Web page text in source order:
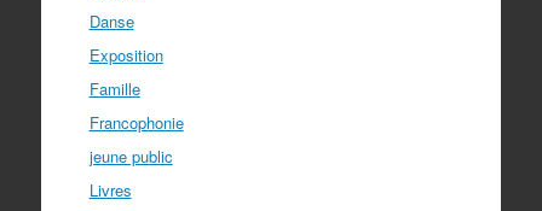
Danse
Exposition
Famille
Francophonie
jeune public
Livres